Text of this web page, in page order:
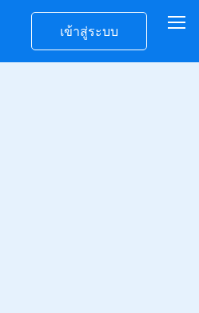
เข้าสู่ระบบ